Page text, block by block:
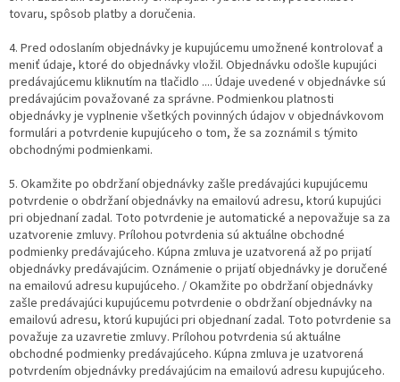
tovaru, spôsob platby a doručenia.
4. Pred odoslaním objednávky je kupujúcemu umožnené kontrolovať a
meniť údaje, ktoré do objednávky vložil. Objednávku odošle kupujúci
predávajúcemu kliknutím na tlačidlo .... Údaje uvedené v objednávke sú
predávajúcim považované za správne. Podmienkou platnosti
objednávky je vyplnenie všetkých povinných údajov v objednávkovom
formulári a potvrdenie kupujúceho o tom, že sa zoznámil s týmito
obchodnými podmienkami.
5. Okamžite po obdržaní objednávky zašle predávajúci kupujúcemu
potvrdenie o obdržaní objednávky na emailovú adresu, ktorú kupujúci
pri objednaní zadal. Toto potvrdenie je automatické a nepovažuje sa za
uzatvorenie zmluvy. Prílohou potvrdenia sú aktuálne obchodné
podmienky predávajúceho. Kúpna zmluva je uzatvorená až po prijatí
objednávky predávajúcim. Oznámenie o prijatí objednávky je doručené
na emailovú adresu kupujúceho. / Okamžite po obdržaní objednávky
zašle predávajúci kupujúcemu potvrdenie o obdržaní objednávky na
emailovú adresu, ktorú kupujúci pri objednaní zadal. Toto potvrdenie sa
považuje za uzavretie zmluvy. Prílohou potvrdenia sú aktuálne
obchodné podmienky predávajúceho. Kúpna zmluva je uzatvorená
potvrdením objednávky predávajúcim na emailovú adresu kupujúceho.